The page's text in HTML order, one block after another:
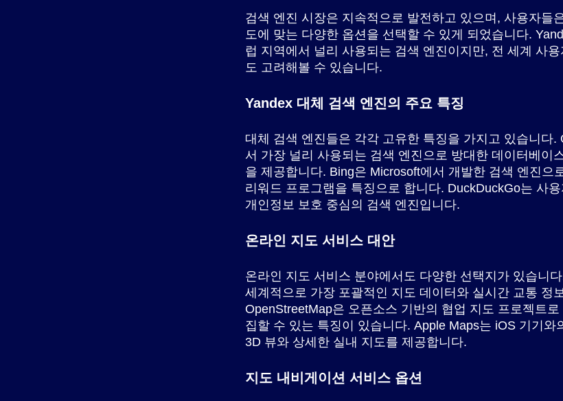
검색 엔진 시장은 지속적으로 발전하고 있으며, 사용자들
도에 맞는 다양한 옵션을 선택할 수 있게 되었습니다.
럽 지역에서 널리 사용되는 검색 엔진이지만, 전 세계 사
도 고려해볼 수 있습니다.
Yandex 대체 검색 엔진의 주요 특징
대체 검색 엔진들은 각각 고유한 특징을 가지고 있습니다.
서 가장 널리 사용되는 검색 엔진으로 방대한 데이터베이
을 제공합니다. Bing은 Microsoft에서 개발한 검색 엔진으
리워드 프로그램을 특징으로 합니다. DuckDuckGo는 사
개인정보 보호 중심의 검색 엔진입니다.
온라인 지도 서비스 대안
온라인 지도 서비스 분야에서도 다양한 선택지가 있습니
세계적으로 가장 포괄적인 지도 데이터와 실시간 교통 정
OpenStreetMap은 오픈소스 기반의 협업 지도 프로젝트
집할 수 있는 특징이 있습니다. Apple Maps는 iOS 기기와
3D 뷰와 상세한 실내 지도를 제공합니다.
지도 내비게이션 서비스 옵션